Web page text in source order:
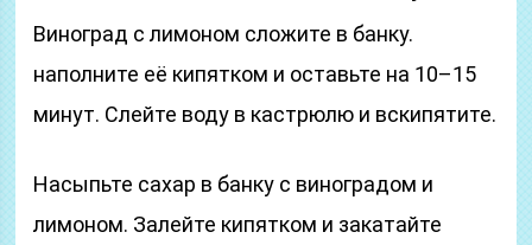
Виноград с лимоном сложите в банку.
наполните её кипятком и оставьте на 10–15
минут. Слейте воду в кастрюлю и вскипятите.
Насыпьте сахар в банку с виноградом и
лимоном. Залейте кипятком и закатайте